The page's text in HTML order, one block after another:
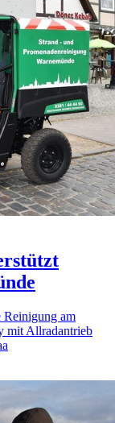
Reinigung am
mit Allradantrieb